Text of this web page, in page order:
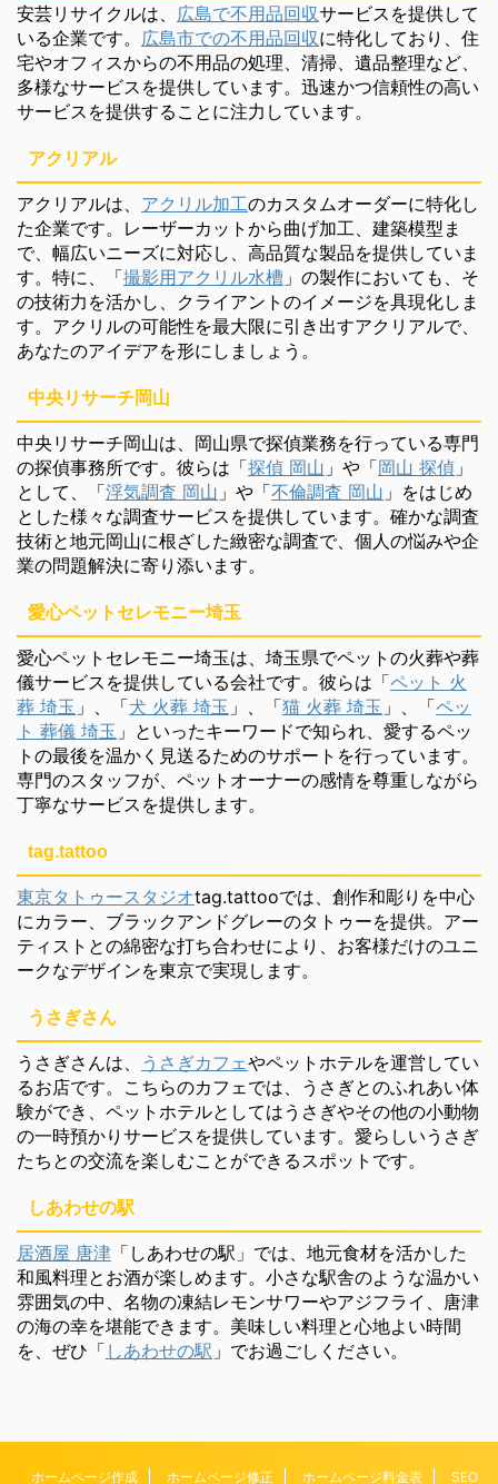
安芸リサイクルは、 広島で不用品回収サービスを提供して
いる企業です。 広島市での不用品回収に特化しており、住
宅やオフィスからの不用品の処理、清掃、遺品整理など、
多様なサービスを提供しています。迅速かつ信頼性の高い
サービスを提供することに注力しています。
アクリアル
アクリアルは、 アクリル加工のカスタムオーダーに特化し
た企業です。レーザーカットから曲げ加工、建築模型ま
で、幅広いニーズに対応し、高品質な製品を提供していま
す。特に、「撮影用アクリル水槽 」の製作においても、そ
の技術力を活かし、クライアントのイメージを具現化しま
す。アクリルの可能性を最大限に引き出すアクリアルで、
あなたのアイデアを形にしましょう。
中央リサーチ岡山
中央リサーチ岡山は、岡山県で探偵業務を行っている専門
の探偵事務所です。彼らは「探偵 岡山 」や「岡山 探偵 」
として、「浮気調査 岡山 」や「不倫調査 岡山 」をはじめ
とした様々な調査サービスを提供しています。確かな調査
技術と地元岡山に根ざした緻密な調査で、個人の悩みや企
業の問題解決に寄り添います。
愛心ペットセレモニー埼玉
愛心ペットセレモニー埼玉は、埼玉県でペットの火葬や葬
儀サービスを提供している会社です。彼らは「ペット 火
葬 埼玉 」、「犬 火葬 埼玉 」、「猫 火葬 埼玉 」、「ペッ
ト 葬儀 埼玉 」といったキーワードで知られ、愛するペッ
トの最後を温かく見送るためのサポートを行っています。
専門のスタッフが、ペットオーナーの感情を尊重しながら
丁寧なサービスを提供します。
tag.tattoo
東京タトゥースタジオtag.tattooでは、創作和彫りを中心
にカラー、ブラックアンドグレーのタトゥーを提供。アー
ティストとの綿密な打ち合わせにより、お客様だけのユニ
ークなデザインを東京で実現します。
うさぎさん
うさぎさんは、 うさぎカフェやペットホテルを運営してい
るお店です。こちらのカフェでは、うさぎとのふれあい体
験ができ、ペットホテルとしてはうさぎやその他の小動物
の一時預かりサービスを提供しています。愛らしいうさぎ
たちとの交流を楽しむことができるスポットです。
しあわせの駅
居酒屋 唐津 「しあわせの駅」では、地元食材を活かした
和風料理とお酒が楽しめます。小さな駅舎のような温かい
雰囲気の中、名物の凍結レモンサワーやアジフライ、唐津
の海の幸を堪能できます。美味しい料理と心地よい時間
を、ぜひ「 しあわせの駅 」でお過ごしください。
ホームページ作成 ホームページ修正 ホームページ料金表 SEO